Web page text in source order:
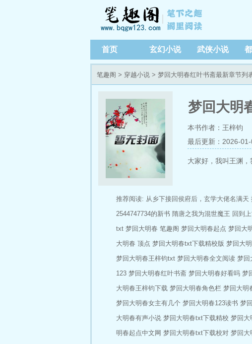
首页 玄幻小说 武侠小说
笔趣阁 > 穿越小说 > 梦回大明春红叶书斋最新章节列
梦回大明
本书作者：王梓钧
最后更新：2026-
大家好，我叫王渊，
推荐阅读: 从乡下接回侯府后，玄学大佬名满天
2544747734的新书 隋唐之我为混世魔王 回到
txt 梦回大明春 笔趣阁 梦回大明春起点 梦回大
大明春 顶点 梦回大明春txt下载精校版 梦回大
梦回大明春王梓钧txt 梦回大明春全文阅读 梦回
123 梦回大明春红叶书斋 梦回大明春好看吗 梦
大明春王梓钧下载 梦回大明春角色栏 梦回大明
梦回大明春女主有几个 梦回大明春123读书 梦
大明春有声小说 梦回大明春txt下载精校 梦回大
明春起点中文网 梦回大明春txt下载校对 梦回大